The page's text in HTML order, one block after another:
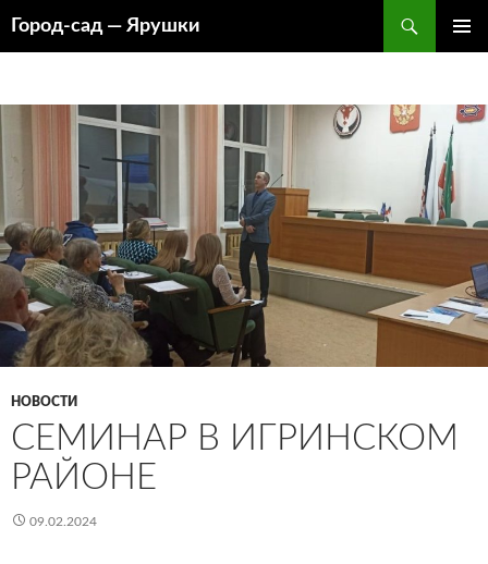
Город-cад — Ярушки
НОВОСТИ
СЕМИНАР В ИГРИНСКОМ
РАЙОНЕ
09.02.2024